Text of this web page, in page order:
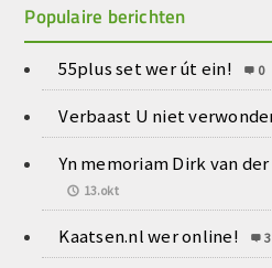
Populaire berichten
55plus set wer út ein! 0
Verbaast U niet
Yn memoriam Dirk van der
13.okt
Kaatsen.nl wer online! 3